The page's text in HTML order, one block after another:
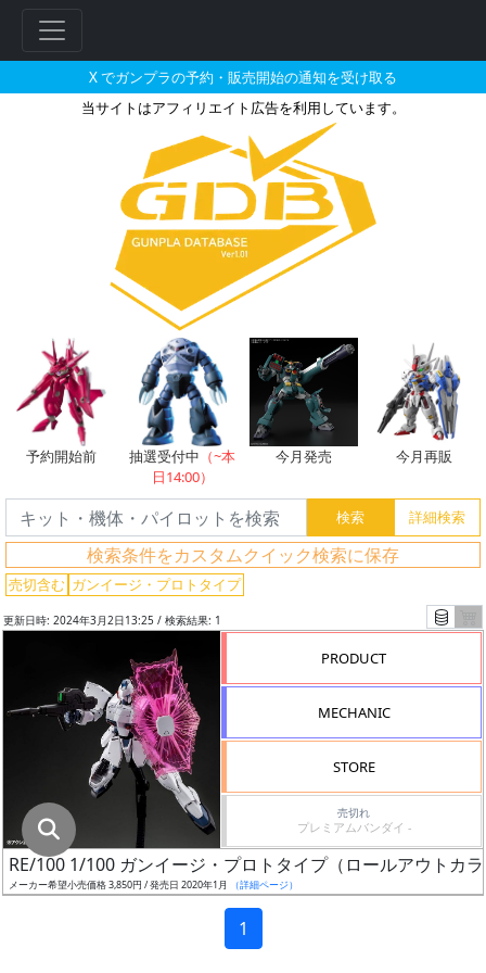
X でガンプラの予約・販売開始の通知を受け取る
当サイトはアフィリエイト広告を利用しています。
ガンイージ・プロトタイプのガ
予約開始前 抽選受付中 （~本
日14:00）
今月発売 今月再販
検索条件をカスタムクイック検索に保存
売切含む ガンイージ・プロトタイプ
索
グ
レ
ド
ケ
成
形
色
更新日時: 2024年3月2日13:25 / 検索結果: 1
PRODUCT
MECHANIC
STORE
売切れ
プレミアムバンダイ -
RE/100 1/100 ガンイージ・プロトタイプ（ロールアウトカ
メーカー希望小売価格 3,850円 / 発売日 2020年1月 （詳細ページ）
1